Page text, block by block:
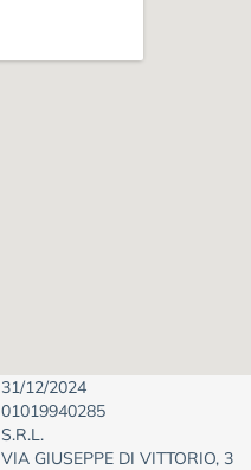
31/12/2024
01019940285
S.R.L.
VIA GIUSEPPE DI VITTORIO, 3